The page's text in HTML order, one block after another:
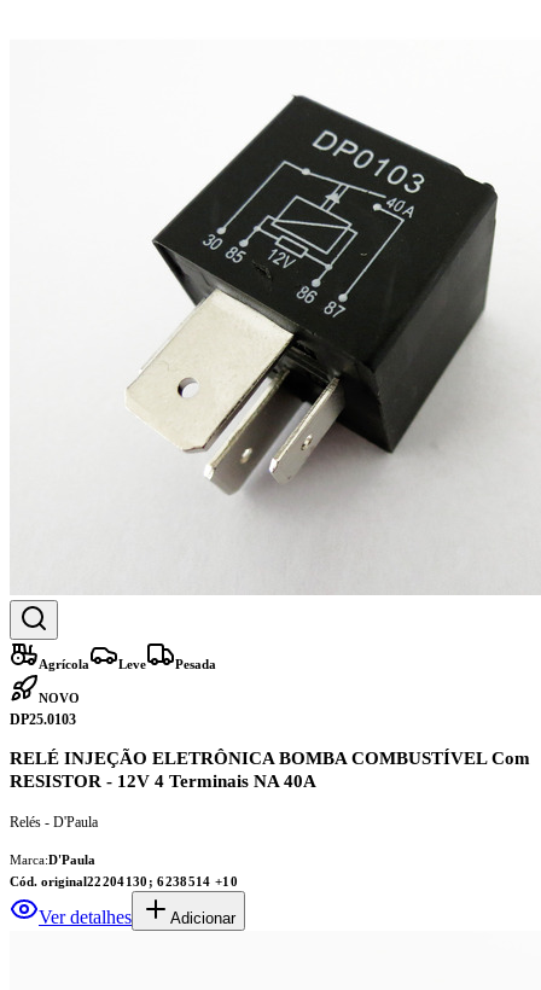
Agrícola Leve Pesada
NOVO
DP25.0103
RELÉ INJEÇÃO ELETRÔNICA BOMBA COMBUSTÍVEL Com
RESISTOR - 12V 4 Terminais NA 40A
Relés - D'Paula
Marca:D'Paula
Cód. original22204130; 6238514 +10
Ver detalhes Adicionar